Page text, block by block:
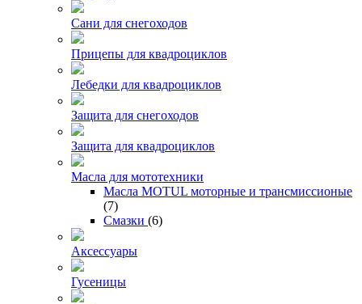
Сани для снегоходов
Прицепы для квадроциклов
Лебедки для квадроциклов
Защита для снегоходов
Защита для квадроциклов
Масла для мототехники
Масла MOTUL моторные и трансмиссионые
(7)
Смазки (6)
Аксессуары
Гусеницы